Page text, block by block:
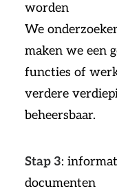
worden
We
maken we een
functies of
verdere
beheersbaar.
Stap 3:
documenten